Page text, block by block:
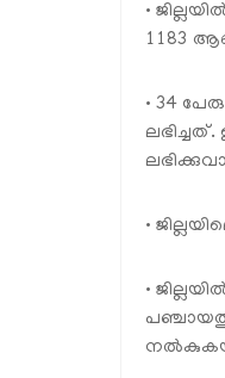
•
1183
• 34
•
•